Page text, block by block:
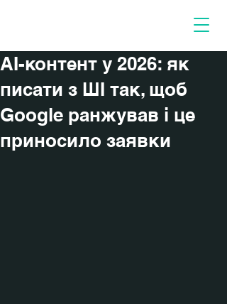
AI-контент у 2026: як
писати з ШІ так, щоб
Google ранжував і це
приносило заявки